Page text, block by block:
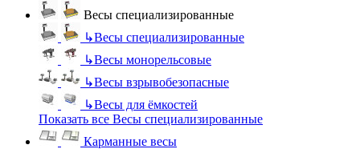
Весы специализированные
↳Весы специализированные
↳Весы монорельсовые
↳Весы взрывобезопасные
↳Весы для ёмкостей
Показать все Весы специализированные
Карманные весы